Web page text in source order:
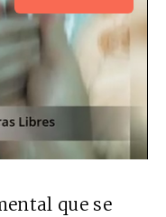
que se